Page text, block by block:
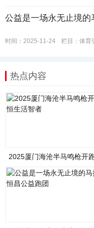
公益是一场永无止境的
时间：2025-11-24 栏目： 体育
热点内容
2025厦门海沧半马鸣枪开